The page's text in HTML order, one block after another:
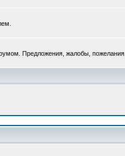
Предложения, жалобы, пожелания.